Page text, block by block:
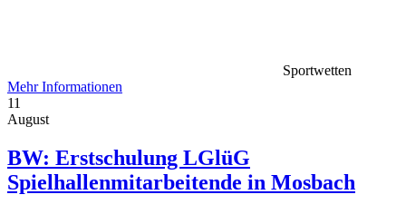
Sportwetten
Mehr Informationen
11
August
BW: Erstschulung LGlüG
Spielhallenmitarbeitende in Mosbach